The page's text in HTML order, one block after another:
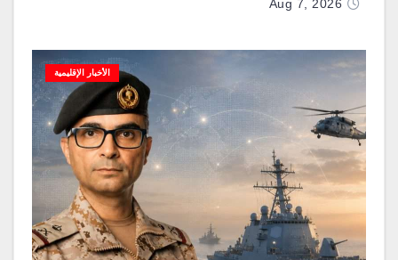
Aug 7, 2026
الأخبار الإقليمية